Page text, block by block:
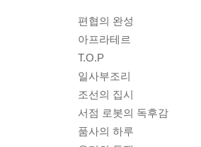
편협의 완성
아프라테르
T.O.P
일사부조리
조선의 집시
서점 로봇의 독후감
품사의 하루